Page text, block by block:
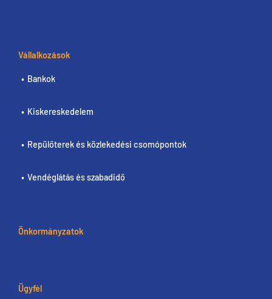
Vállalkozások
Bankok
Kiskereskedelem
Repülőterek és közlekedési csomópontok
Vendéglátás és szabadidő
Önkormányzatok
Ügyfél